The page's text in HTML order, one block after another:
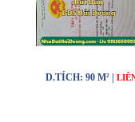
D.TÍCH: 90 M² |